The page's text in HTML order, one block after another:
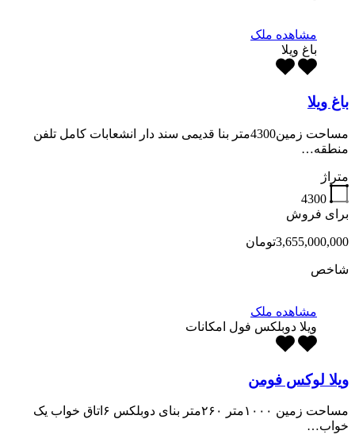
مشاهده ملک
باغ ویلا
باغ ویلا
مساحت زمین4300متر بنا قدیمی سند دار انشعابات کامل تلفن
منطقه…
متراژ
4300
برای فروش
3,655,000,000تومان
شاخص
مشاهده ملک
ویلا دوبلکس فول امکانات
ویلا لوکس فومن
مساحت زمین ۱۰۰۰متر ۲۶۰متر بنای دوبلکس ۶اتاق خواب یک
خواب…